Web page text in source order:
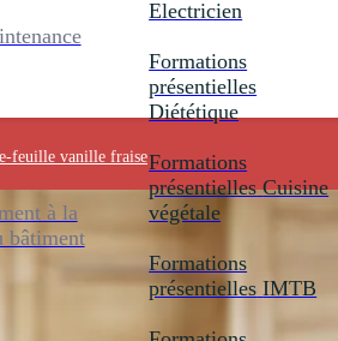
à la
bâtiment
Electricien
Formations
présentielles
Diététique
Formations
présentielles Cuisine
végétale
Formations
présentielles IMTB
feuille vanille fraise